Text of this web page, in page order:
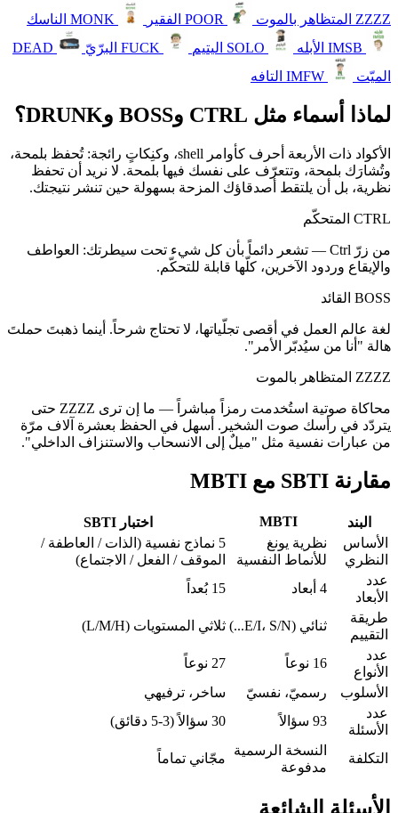
ZZZZ المتظاهر بالموت POOR الفقير MONK الناسك
IMSB الأبله SOLO اليتيم FUCK البرّيّ
DEAD
الميّت
IMFW التافه
لماذا أسماء مثل CTRL وBOSS وDRUNK؟
الأكواد ذات الأربعة أحرف كأوامر shell، وكنِكاتٍ رائجة: تُحفظ بلمحة،
وتُشارَك بلمحة، وتتعرّف على نفسك فيها بلمحة. لا نريد أن تحفظ
نظرية، بل أن يلتقط أصدقاؤك المزحة بسهولة حين تنشر نتيجتك.
CTRL المتحكّم
من زرّ Ctrl — تشعر دائماً بأن كل شيء تحت سيطرتك: العواطف
والإيقاع وردود الآخرين، كلّها قابلة للتحكّم.
BOSS القائد
لغة عالم العمل في أقصى تجلّياتها، لا تحتاج شرحاً. أينما ذهبتَ حملتَ
هالة "أنا من سيُدبّر الأمر".
ZZZZ المتظاهر بالموت
محاكاة صوتية استُخدمت رمزاً مباشراً — ما إن ترى ZZZZ حتى
يتردّد في رأسك صوت الشخير. أسهل في الحفظ بعشرة آلاف مرّة
من عبارات نفسية مثل "ميلٌ إلى الانسحاب والاستنزاف الداخلي".
مقارنة SBTI مع MBTI
البند MBTI
اختبار SBTI
الأساس
النظري
نظرية يونغ
للأنماط النفسية
5 نماذج نفسية (الذات / العاطفة /
الموقف / الفعل / الاجتماع)
عدد
الأبعاد
4 أبعاد
15 بُعداً
طريقة
التقييم
ثنائي (E/I، S/N...)
ثلاثي المستويات (L/M/H)
عدد
الأنواع
16 نوعاً
27 نوعاً
الأسلوب
رسميّ، نفسيّ
ساخر، ترفيهي
عدد
الأسئلة
93 سؤالاً 30 سؤالاً (3-5 دقائق)
التكلفة
النسخة الرسمية
مدفوعة
مجّاني تماماً
الأسئلة الشائعة